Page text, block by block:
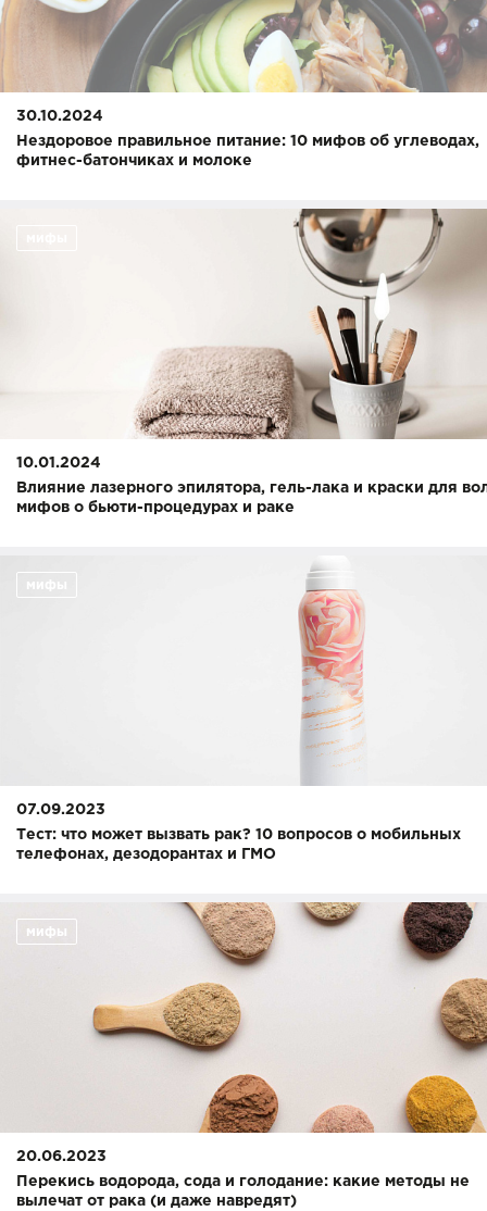
30.10.2024
Нездоровое правильное питание: 10 мифов об углеводах,
фитнес-батончиках и молоке
10.01.2024
Влияние лазерного эпилятора, гель-лака и краски для
мифов о бьюти-процедурах и раке
мифы
07.09.2023
Тест: что может вызвать рак? 10 вопросов о мобильных
телефонах, дезодорантах и ГМО
мифы
20.06.2023
Перекись водорода, сода и голодание: какие методы не
вылечат от рака (и даже навредят)